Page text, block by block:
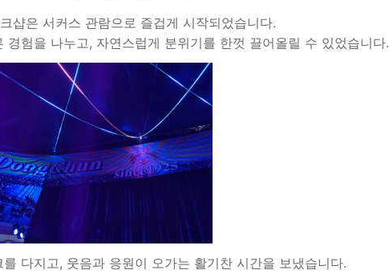
샵은 서커스 관람으로 즐겁게 시작되었습니다.
험을 나누고, 자연스럽게 분위기를 한껏 끌어올릴 수 있었습니다.
다지고, 웃음과 응원이 오가는 활기찬 시간을 보냈습니다.